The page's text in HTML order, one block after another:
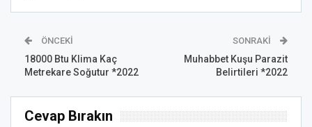
ÖNCEKI
18000 Btu Klima Kaç
Metrekare Soğutur *2022
SONRAKI
Muhabbet Kuşu Parazit
Belirtileri *2022
Cevap Bırakın